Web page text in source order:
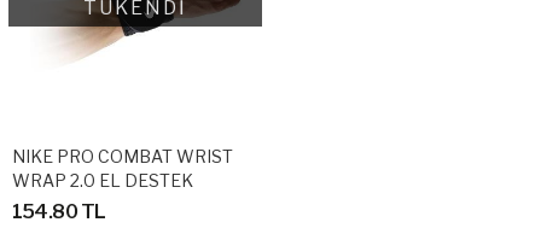
TÜKENDİ
NIKE PRO COMBAT WRIST
WRAP 2.0 EL DESTEK
BİLEKLİĞİ
154.80 TL